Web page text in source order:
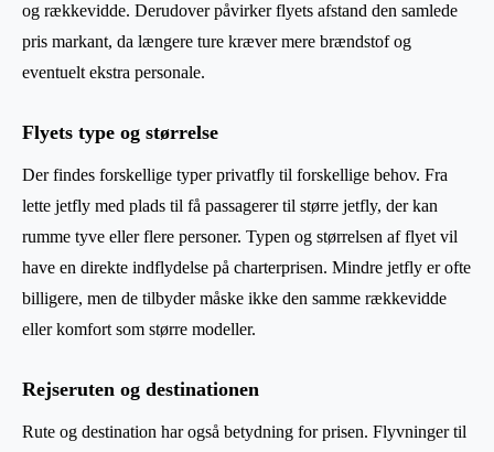
og rækkevidde. Derudover påvirker flyets afstand den samlede
pris markant, da længere ture kræver mere brændstof og
eventuelt ekstra personale.
Flyets type og størrelse
Der findes forskellige typer privatfly til forskellige behov. Fra
lette jetfly med plads til få passagerer til større jetfly, der kan
rumme tyve eller flere personer. Typen og størrelsen af flyet vil
have en direkte indflydelse på charterprisen. Mindre jetfly er ofte
billigere, men de tilbyder måske ikke den samme rækkevidde
eller komfort som større modeller.
Rejseruten og destinationen
Rute og destination har også betydning for prisen. Flyvninger til